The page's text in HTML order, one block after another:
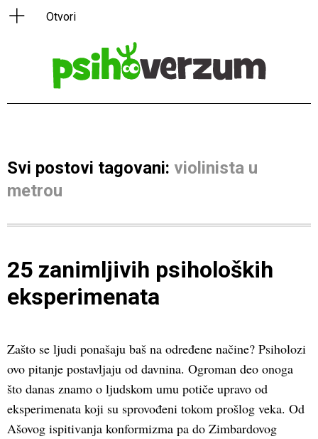
Svi postovi tagovani: violinista u
metrou
25 zanimljivih psiholoških
eksperimenata
Zašto se ljudi ponašaju baš na određene načine? Psiholozi
ovo pitanje postavljaju od davnina. Ogroman deo onoga
što danas znamo o ljudskom umu potiče upravo od
eksperimenata koji su sprovođeni tokom prošlog veka. Od
Ašovog ispitivanja konformizma pa do Zimbardovog